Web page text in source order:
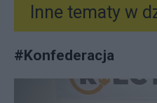
Inne tematy w
#Konfederacja